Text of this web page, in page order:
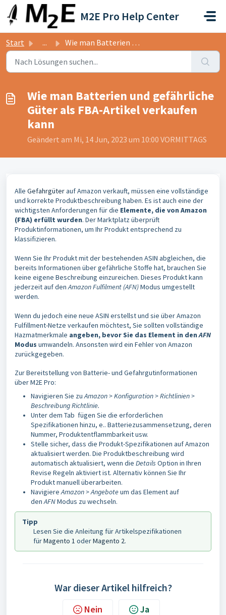
Zum hauptsächlichen Inhalt gehen
M2E Pro Help Center
Start ... Wie man Batterien und gefährliche Güter als FBA-Artikel v...
Wie man Batterien und gefährliche
Güter als FBA-Artikel verkaufen
kann
Geändert am Mi, 14 Jun, 2023 um 10:00 VORMITTAGS
Alle Gefahrgüterauf Amazon verkauft, müssen eine vollständige
und korrekte Produktbeschreibung haben. Es ist auch eine der
wichtigsten Anforderungen für die Elemente, die von Amazon
(FBA) erfüllt wurden. Der Marktplatz überprüft
Produktinformationen, um Ihr Produkt entsprechend zu
klassifizieren.
Wenn Sie Ihr Produkt mit der bestehenden ASIN abgleichen, die
bereits Informationen über gefährliche Stoffe hat, brauchen Sie
keine eigene Beschreibung einzureichen. Dieses Produkt kann
jederzeit auf denAmazon Fulfilment (AFN)Modus umgestellt
werden.
Wenn du jedoch eine neue ASIN erstellst und sie über Amazon
Fulfillment-Netze verkaufen möchtest, Sie sollten vollständige
Hazmatmerkmale angeben, bevor Sie das Element in denAFN
Modus umwandeln. Ansonsten wird ein Fehler von Amazon
zurückgegeben.
Zur Bereitstellung von Batterie- und Gefahrgutinformationen
über M2E Pro:
Navigieren Sie zuAmazon > Konfiguration > Richtlinien >
Beschreibung Richtlinie.
Unter dem Tab fügen Sie die erforderlichen
Spezifikationen hinzu, e.. Batteriezusammensetzung, deren
Nummer, Produktentflammbarkeit usw.
Stelle sicher, dass die Produkt-Spezifikationen auf Amazon
aktualisiert werden. Die Produktbeschreibung wird
automatisch aktualisiert, wenn die Details Option in Ihren
Revise Regeln aktiviert ist. Alternativ können Sie Ihr
Produkt manuell überarbeiten.
NavigiereAmazon > Angeboteum das Element auf
denAFNModus zu wechseln.
Tipp
Lesen Sie die Anleitung für Artikelspezifikationen
fürMagento 1 oderMagento 2.
War dieser Artikel hilfreich?
Nein Ja